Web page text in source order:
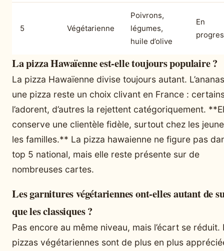
5 Végétarienne
Poivrons,
légumes,
huile d’olive
En
La pizza Hawaïenne est-elle toujours populaire ?
La pizza Hawaïenne divise toujours autant.
une pizza reste un choix clivant en France :
l’adorent, d’autres la rejettent catégoriquement.
conserve une clientèle fidèle, surtout chez les
les familles.** La pizza hawaienne ne figure pas
top 5 national, mais elle reste présente sur de
nombreuses cartes.
Les garnitures végétariennes ont-elles autant de
que les classiques ?
Pas encore au même niveau, mais l’écart se réduit.
pizzas végétariennes sont de plus en plus